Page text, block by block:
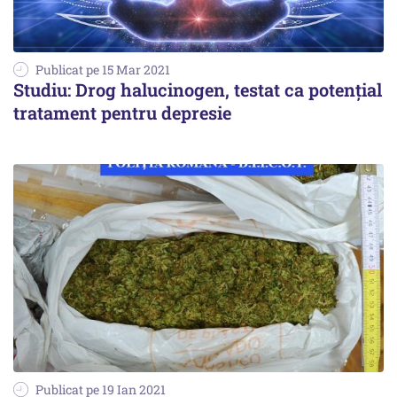
Publicat pe 15 Mar 2021
Studiu: Drog halucinogen, testat ca potențial
tratament pentru depresie
Publicat pe 19 Ian 2021